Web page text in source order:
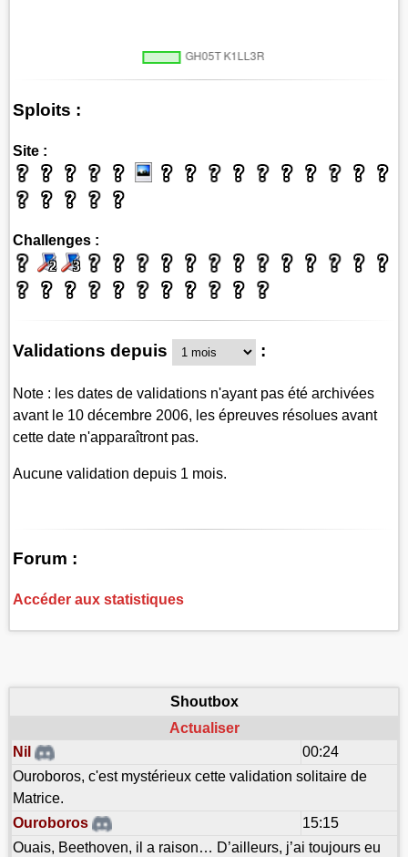
Sploits :
Site :
Challenges :
Validations depuis :
Note : les dates de validations n'ayant pas été archivées
avant le 10 décembre 2006, les épreuves résolues avant
cette date n'apparaîtront pas.
Aucune validation depuis 1 mois.
Forum :
Accéder aux statistiques
Shoutbox
Actualiser
Nil
00:24
Ouroboros, c'est mystérieux cette validation solitaire de
Matrice.
Ouroboros
15:15
Ouais, Beethoven, il a raison… D’ailleurs, j’ai toujours eu